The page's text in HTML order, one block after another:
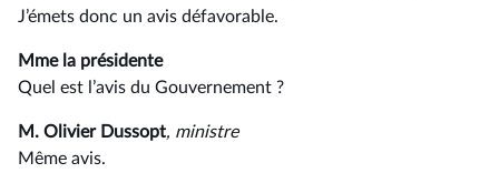
J’émets donc un avis défavorable.
Mme la présidente
Quel est l’avis du Gouvernement ?
M. Olivier Dussopt, ministre
Même avis.